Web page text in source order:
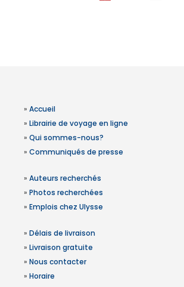
» Accueil
» Librairie de voyage en ligne
» Qui sommes-nous?
» Communiqués de presse
» Auteurs recherchés
» Photos recherchées
» Emplois chez Ulysse
» Délais de livraison
» Livraison gratuite
» Nous contacter
» Horaire